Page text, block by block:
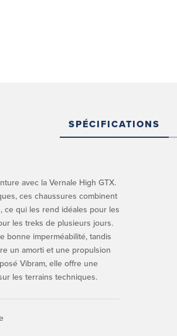
SPÉCIFICATIONS
avec la Vernale High GTX.
ces chaussures combinent
ce qui les rend idéales pour les
les treks de plusieurs jours.
bonne imperméabilité, tandis
un amorti et une propulsion
Vibram, elle offre une
les terrains techniques.